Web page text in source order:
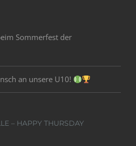
Sommerfest der
an unsere U10!
– HAPPY THURSDAY